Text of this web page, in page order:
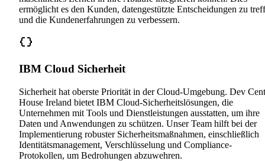
ermöglicht es den Kunden, datengestützte Entscheidungen zu
und die Kundenerfahrungen zu verbessern.
IBM Cloud Sicherheit
Sicherheit hat oberste Priorität in der Cloud-Umgebung. Dev
House Ireland bietet IBM Cloud-Sicherheitslösungen, die
Unternehmen mit Tools und Dienstleistungen ausstatten, um ihre
Daten und Anwendungen zu schützen. Unser Team hilft bei der
Implementierung robuster Sicherheitsmaßnahmen, einschließlich
Identitätsmanagement, Verschlüsselung und Compliance-
Protokollen, um Bedrohungen abzuwehren.